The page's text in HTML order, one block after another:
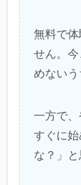
無料で
せん。
めないう
一方で
すぐに
な？」と